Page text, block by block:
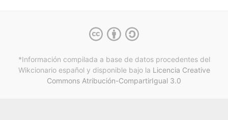
*Información compilada a base de datos procedentes del
Wikcionario español y disponible bajo la Licencia Creative
Commons Atribución-CompartirIgual 3.0